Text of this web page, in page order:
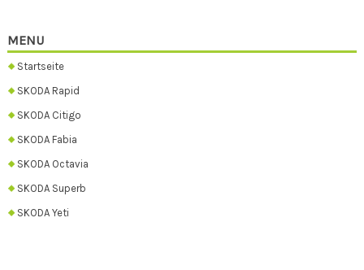
MENU
Startseite
SKODA Rapid
SKODA Citigo
SKODA Fabia
SKODA Octavia
SKODA Superb
SKODA Yeti